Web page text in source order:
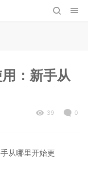
用：新手从
39 0